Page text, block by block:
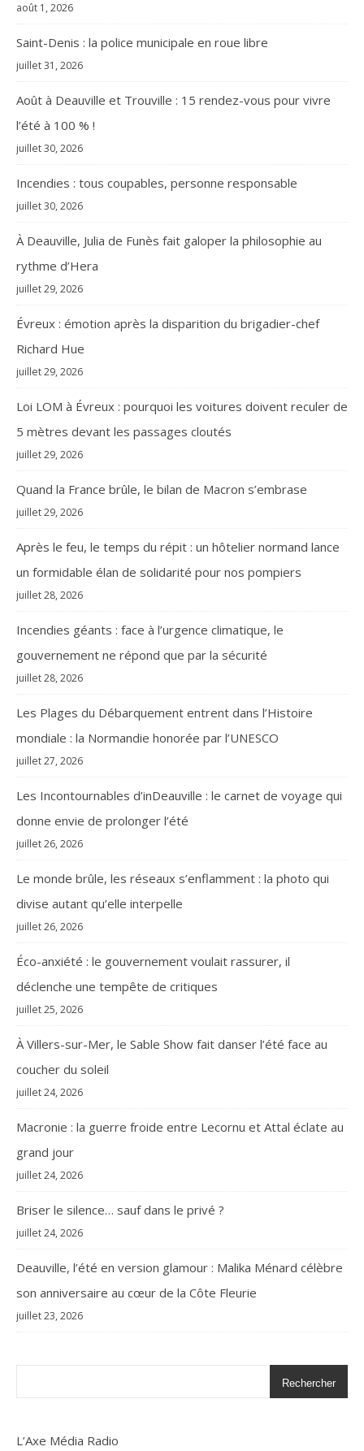
août 1, 2026
Saint-Denis : la police municipale en roue libre
juillet 31, 2026
Août à Deauville et Trouville : 15 rendez-vous pour vivre
l’été à 100 % !
juillet 30, 2026
Incendies : tous coupables, personne responsable
juillet 30, 2026
À Deauville, Julia de Funès fait galoper la philosophie au
rythme d’Hera
juillet 29, 2026
Évreux : émotion après la disparition du brigadier-chef
Richard Hue
juillet 29, 2026
Loi LOM à Évreux : pourquoi les voitures doivent reculer de
5 mètres devant les passages cloutés
juillet 29, 2026
Quand la France brûle, le bilan de Macron s’embrase
juillet 29, 2026
Après le feu, le temps du répit : un hôtelier normand lance
un formidable élan de solidarité pour nos pompiers
juillet 28, 2026
Incendies géants : face à l’urgence climatique, le
gouvernement ne répond que par la sécurité
juillet 28, 2026
Les Plages du Débarquement entrent dans l’Histoire
mondiale : la Normandie honorée par l’UNESCO
juillet 27, 2026
Les Incontournables d’inDeauville : le carnet de voyage qui
donne envie de prolonger l’été
juillet 26, 2026
Le monde brûle, les réseaux s’enflamment : la photo qui
divise autant qu’elle interpelle
juillet 26, 2026
Éco-anxiété : le gouvernement voulait rassurer, il
déclenche une tempête de critiques
juillet 25, 2026
À Villers-sur-Mer, le Sable Show fait danser l’été face au
coucher du soleil
juillet 24, 2026
Macronie : la guerre froide entre Lecornu et Attal éclate au
grand jour
juillet 24, 2026
Briser le silence… sauf dans le privé ?
juillet 24, 2026
Deauville, l’été en version glamour : Malika Ménard célèbre
son anniversaire au cœur de la Côte Fleurie
juillet 23, 2026
Rechercher
L’Axe Média Radio